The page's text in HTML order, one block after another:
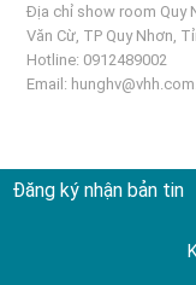
Địa chỉ show room Quy
Văn Cừ, TP Quy Nhơn,
Hotline: 0912489002
Email:
Đăng ký nhận bản tin